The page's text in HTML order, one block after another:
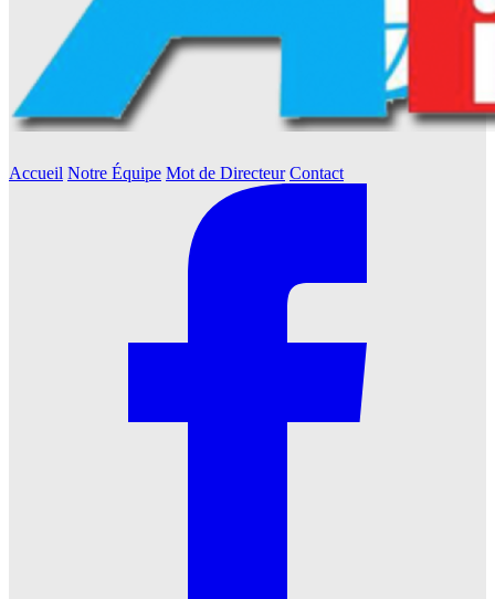
Accueil Notre Équipe Mot de Directeur Contact